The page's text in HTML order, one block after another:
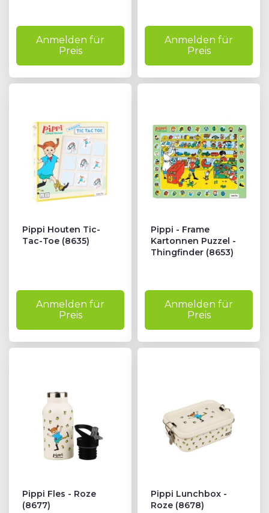
Anmelden für
Preis
Anmelden für
Preis
Pippi Houten Tic-
Tac-Toe (8635)
Anmelden für
Preis
Pippi - Frame
Kartonnen Puzzel -
Thingfinder (8653)
Anmelden für
Preis
Pippi Fles - Roze
(8677)
Pippi Lunchbox -
Roze (8678)